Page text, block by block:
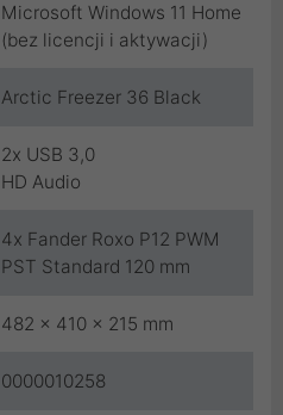
Microsoft Windows 11 Home
(bez licencji i aktywacji)
Arctic Freezer 36 Black
2x USB 3,0
HD Audio
4x Fander Roxo P12 PWM
PST Standard 120 mm
482 x 410 x 215 mm
0000010258